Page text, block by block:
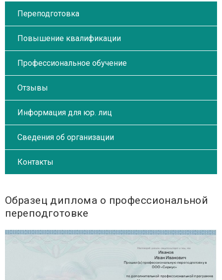
Переподготовка
Повышение квалификации
Профессиональное обучение
Отзывы
Информация для юр. лиц
Сведения об организации
Контакты
Образец диплома о профессиональной
переподготовке